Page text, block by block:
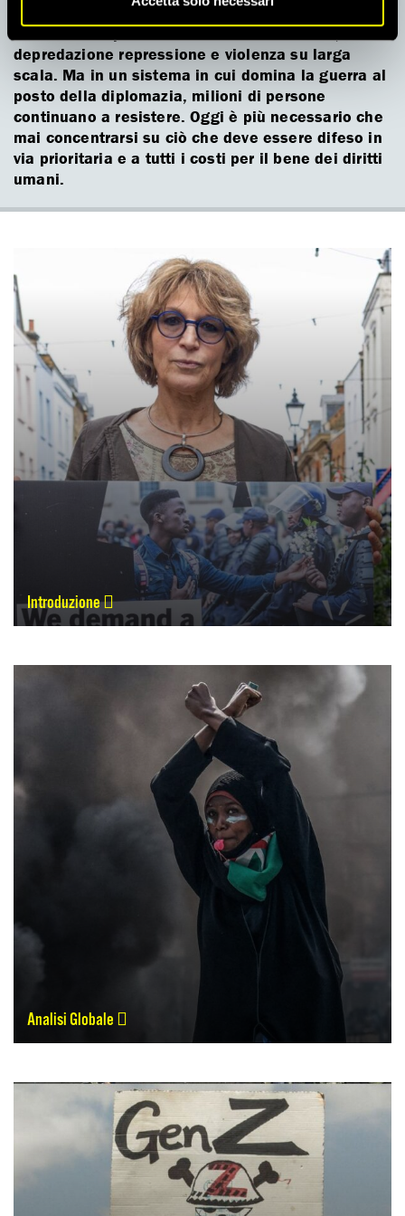
portando avanti le loro conquiste per un dominio
economico e politico attraverso distruzione,
depredazione repressione e violenza su larga
scala. Ma in un sistema in cui domina la guerra al
posto della diplomazia, milioni di persone
continuano a resistere. Oggi è più necessario che
mai concentrarsi su ciò che deve essere difeso in
via prioritaria e a tutti i costi per il bene dei diritti
umani.
Introduzione
Analisi Globale